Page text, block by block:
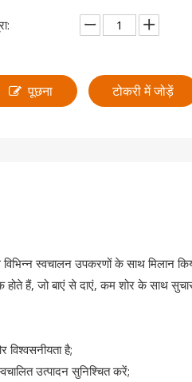
पूछना टोकरी में जोड़ें
स्वचालन उपकरणों के साथ मिलान
हैं, जो बाएं से दाएं, कम शोर के साथ
है;
उत्पादन सुनिश्चित करें;